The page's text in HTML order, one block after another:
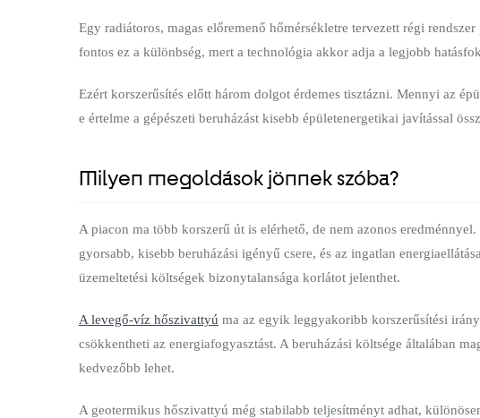
Egy radiátoros, magas előremenő hőmérsékletre tervezett régi
fontos ez a különbség, mert a technológia akkor adja a legjobb
Ezért korszerűsítés előtt három dolgot érdemes tisztázni. Mennyi az
e értelme a gépészeti beruházást kisebb épületenergetikai javítással
Milyen megoldások jönnek szóba?
A piacon ma több korszerű út is elérhető, de nem azonos
gyorsabb, kisebb beruházási igényű csere, és az ingatlan
üzemeltetési költségek bizonytalansága korlátot jelenthet.
A levegő-víz hőszivattyú ma az egyik leggyakoribb korszerűsítési
csökkentheti az energiafogyasztást. A beruházási költsége általában
kedvezőbb lehet.
A geotermikus hőszivattyú még stabilabb teljesítményt adhat,